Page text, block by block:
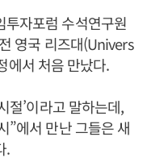
투자포럼 수석연구원
영국 리즈대(Univers
에서 처음 만났다.
절’이라고 말하는데,
”에서 만난 그들은 새
.